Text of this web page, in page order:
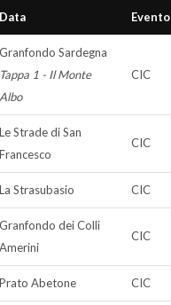
Data Evento
Granfondo Sardegna
Tappa 1 - Il Monte
Albo
CIC
Le Strade di San
Francesco
CIC
La Strasubasio CIC
Granfondo dei Colli
Amerini
CIC
Prato Abetone CIC